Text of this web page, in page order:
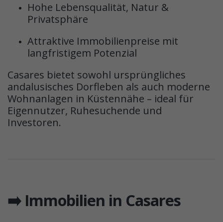
Hohe Lebensqualität, Natur &
Privatsphäre
Attraktive Immobilienpreise mit
langfristigem Potenzial
Casares bietet sowohl ursprüngliches
andalusisches Dorfleben als auch moderne
Wohnanlagen in Küstennähe – ideal für
Eigennutzer, Ruhesuchende und
Investoren.
➡️ Immobilien in Casares